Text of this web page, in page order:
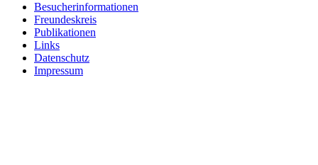
Besucherinformationen
Freundeskreis
Publikationen
Links
Datenschutz
Impressum